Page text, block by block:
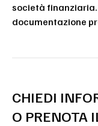
società
documentazione
CHIEDI
O PRENOTA